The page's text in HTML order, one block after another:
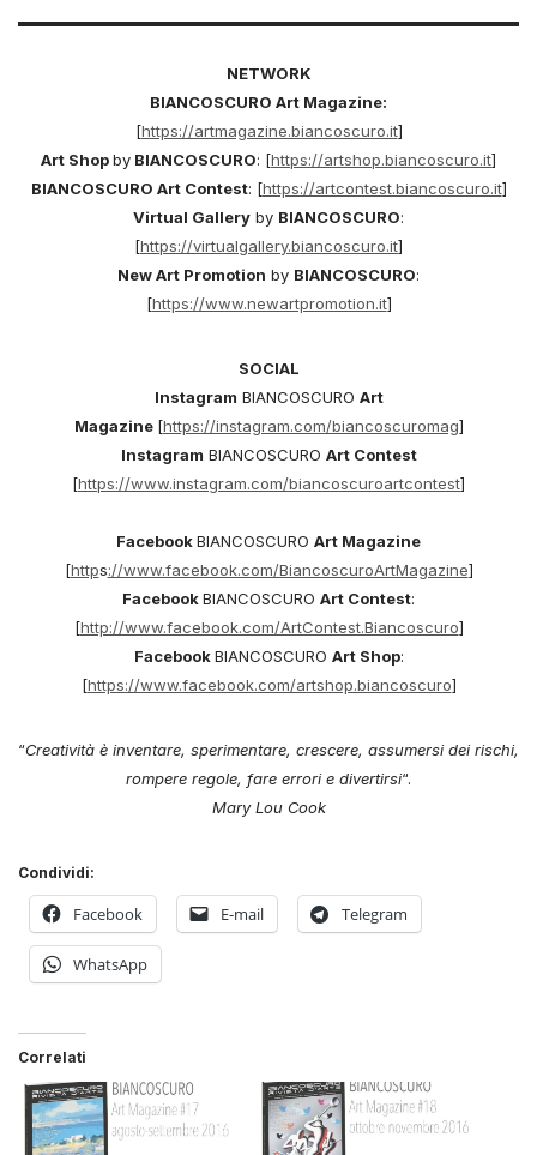
NETWORK
BIANCOSCURO Art Magazine:
[https://artmagazine.biancoscuro.it]
Art Shopby BIANCOSCURO: [https://artshop.biancoscuro.it]
BIANCOSCURO Art Contest: [https://artcontest.biancoscuro.it]
Virtual Gallery by BIANCOSCURO:
[https://virtualgallery.biancoscuro.it]
New Art Promotion by BIANCOSCURO:
[https://www.newartpromotion.it]
SOCIAL
Instagram BIANCOSCURO Art
Magazine [https://instagram.com/biancoscuromag]
Instagram BIANCOSCURO Art Contest
[https://www.instagram.com/biancoscuroartcontest]
FacebookBIANCOSCURO Art Magazine
[https://www.facebook.com/BiancoscuroArtMagazine]
FacebookBIANCOSCURO Art Contest:
[http://www.facebook.com/ArtContest.Biancoscuro]
FacebookBIANCOSCURO Art Shop:
[https://www.facebook.com/artshop.biancoscuro]
“Creatività è inventare, sperimentare, crescere, assumersi dei rischi,
rompere regole, fare errori e divertirsi“.
Mary Lou Cook
Condividi:
Facebook E-mail Telegram
WhatsApp
Correlati